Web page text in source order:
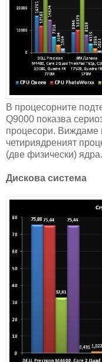
В процесорните
Q9000 показва
процесори. Виждаме
четириядреният
(две физически) ядра.
Дискова система